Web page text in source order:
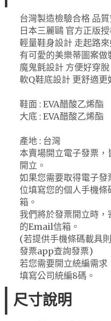
台灣製造檢驗合格 品
日本三麗鷗 官方正版
輕量鞋身設計 走起路
有可愛的美樂蒂圖案做
魔鬼氈設計 方便好穿脫
軟Q鞋底設計 更舒適更
鞋面 : EVA醋酸乙烯酯
大底 : EVA醋酸乙烯酯
產地 : 台灣
本賣場開立電子發票
開立。
如果您需要取得電子
位填寫您的個人手機
箱。
我們將於發票開立時
的Email信箱。
(若提供手機條碼載具
發票app查詢發票)
若您需要開立統編需
填寫公司統編8碼。
尺寸說明